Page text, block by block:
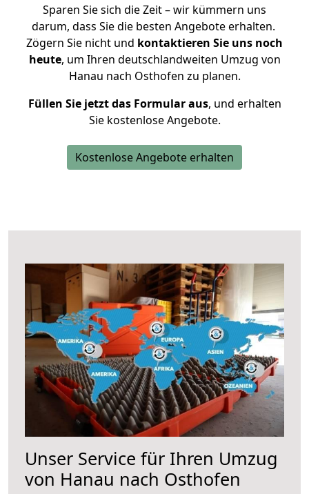
Sparen Sie sich die Zeit – wir kümmern uns
darum, dass Sie die besten Angebote erhalten.
Zögern Sie nicht und kontaktieren Sie uns noch
heute, um Ihren deutschlandweiten Umzug von
Hanau nach Osthofen zu planen.
Füllen Sie jetzt das Formular aus, und erhalten
Sie kostenlose Angebote.
Kostenlose Angebote erhalten
Unser Service für Ihren Umzug
von Hanau nach Osthofen